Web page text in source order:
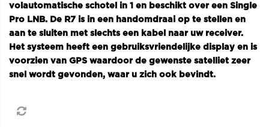
volautomatische schotel in 1 en beschikt over een Single
Pro LNB. De R7 is in een handomdraai op te stellen en
aan te sluiten met slechts een kabel naar uw receiver.
Het systeem heeft een gebruiksvriendelijke display en is
voorzien van GPS waardoor de gewenste satelliet zeer
snel wordt gevonden, waar u zich ook bevindt.